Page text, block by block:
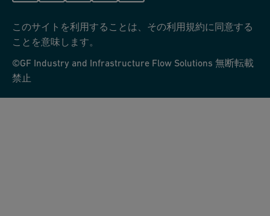
このサイトを利用することは、その利用規約に同意する
ことを意味します。
©GF Industry and Infrastructure Flow Solutions 無断転載
禁止